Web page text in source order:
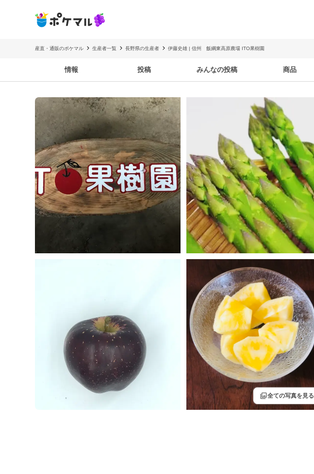
産直・通販のポケマル 生産者一覧 長野県の生産者 伊藤史雄 | 信州 飯綱東高原農場 ITO果樹園
情報 投稿 みんなの投稿 商品
filter全ての写真を見る